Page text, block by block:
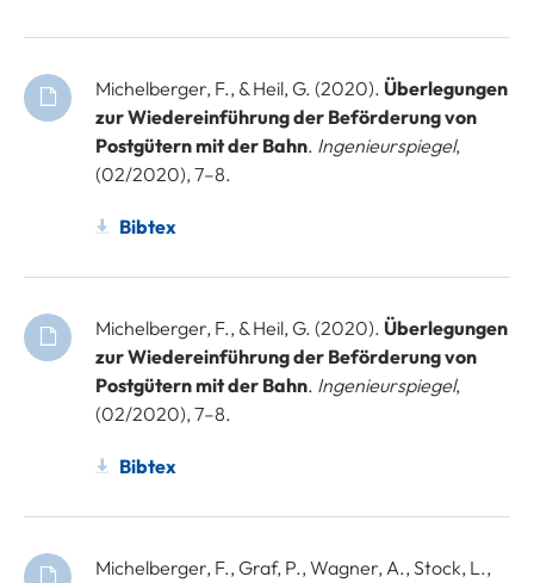
Michelberger, F., & Heil, G. (2020). Überlegungen
zur Wiedereinführung der Beförderung von
Postgütern mit der Bahn. Ingenieurspiegel,
(02/2020), 7–8.
Bibtex
Michelberger, F., & Heil, G. (2020). Überlegungen
zur Wiedereinführung der Beförderung von
Postgütern mit der Bahn. Ingenieurspiegel,
(02/2020), 7–8.
Bibtex
Michelberger, F., Graf, P., Wagner, A., Stock, L.,